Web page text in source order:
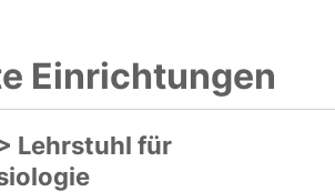
Einrichtungen
Lehrstuhl für